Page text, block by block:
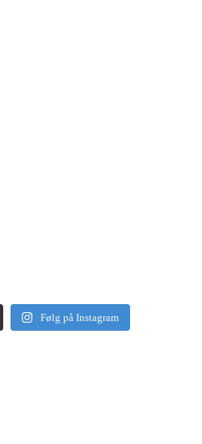
Følg på Instagram